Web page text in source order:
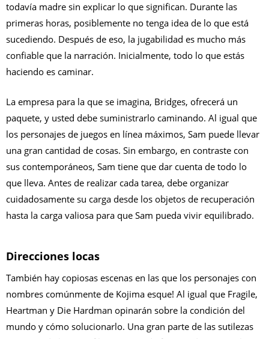
todavía madre sin explicar lo que significan. Durante las
primeras horas, posiblemente no tenga idea de lo que está
sucediendo. Después de eso, la jugabilidad es mucho más
confiable que la narración. Inicialmente, todo lo que estás
haciendo es caminar.
La empresa para la que se imagina, Bridges, ofrecerá un
paquete, y usted debe suministrarlo caminando. Al igual que
los personajes de juegos en línea máximos, Sam puede llevar
una gran cantidad de cosas. Sin embargo, en contraste con
sus contemporáneos, Sam tiene que dar cuenta de todo lo
que lleva. Antes de realizar cada tarea, debe organizar
cuidadosamente su carga desde los objetos de recuperación
hasta la carga valiosa para que Sam pueda vivir equilibrado.
Direcciones locas
También hay copiosas escenas en las que los personajes con
nombres comúnmente de Kojima esque! Al igual que Fragile,
Heartman y Die Hardman opinarán sobre la condición del
mundo y cómo solucionarlo. Una gran parte de las sutilezas